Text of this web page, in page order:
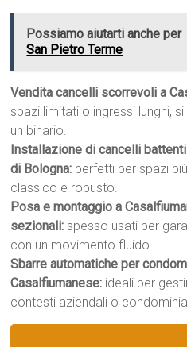
Possiamo aiutarti anche per
San Pietro Terme
Vendita cancelli scorrevoli a
spazi limitati o ingressi lunghi,
un binario.
Installazione di cancelli
di Bologna: perfetti per spazi
classico e robusto.
Posa e montaggio a
sezionali: spesso usati per
con un movimento fluido.
Sbarre automatiche per
Casalfiumanese: ideali per
contesti aziendali o